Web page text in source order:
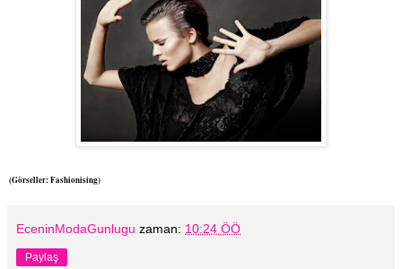
(Görseller: Fashionising)
EceninModaGunlugu zaman: 10:24 ÖÖ
Paylaş